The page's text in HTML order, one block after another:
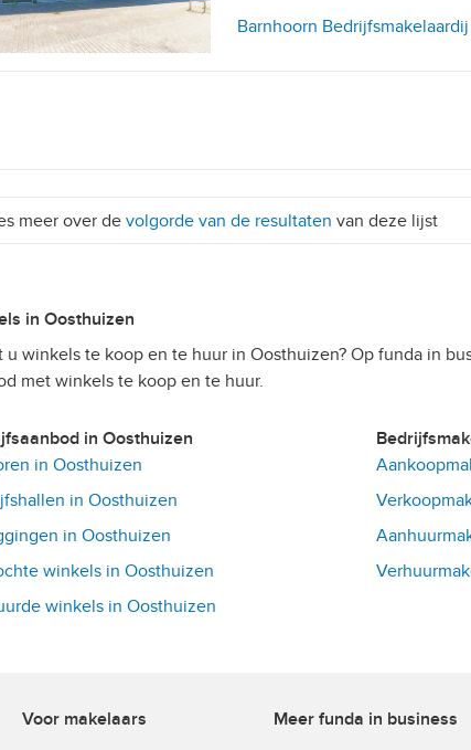
Barnhoorn Bedrijfsmakelaardij
meer over devolgorde van de resultaten van deze lijst
in Oosthuizen
u winkels te koop en te huur in Oosthuizen? Op funda in
met winkels te koop en te huur.
in Oosthuizen
in Oosthuizen
in Oosthuizen
in Oosthuizen
winkels in Oosthuizen
winkels in Oosthuizen
Voor makelaars
Meer funda in business